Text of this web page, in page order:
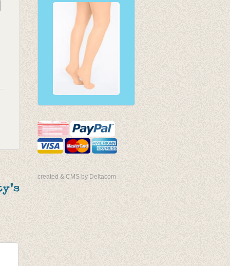
created & CMS by Deltacom